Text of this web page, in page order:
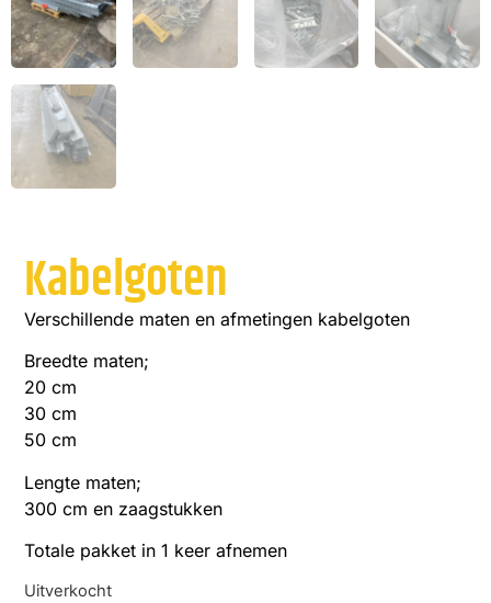
Kabelgoten
Verschillende maten en afmetingen kabelgoten
Breedte maten;
20 cm
30 cm
50 cm
Lengte maten;
300 cm en zaagstukken
Totale pakket in 1 keer afnemen
Uitverkocht